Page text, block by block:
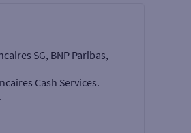
SG, BNP Paribas,
Cash Services.